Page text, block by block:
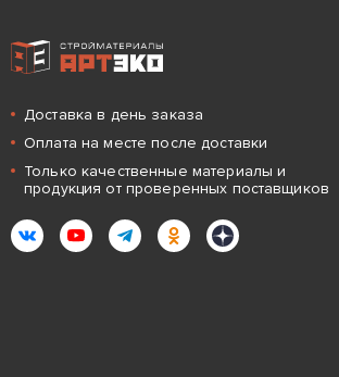
Интернет-магазин строительных
Доставка в день заказа
Оплата на месте после доставки
Только качественные материалы и
продукция от проверенных поставщиков
ВКонтактеYouTubeTelegramОдноклассники
Яндекс.Дзен